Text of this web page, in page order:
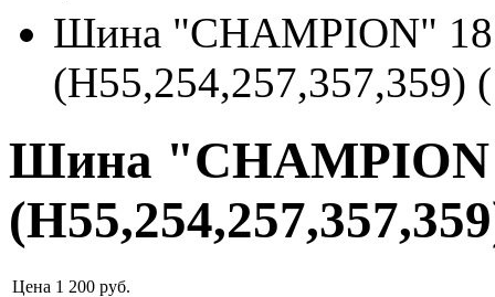
Шина "CHAMPION"
(H55,254,257,357,359)
Шина "CHAMPION"
Цена 1 200 руб.